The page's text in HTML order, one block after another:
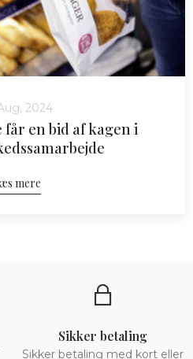
2024
en bid af kagen i
mere
Sikker betaling
Sikker betaling med kort eller